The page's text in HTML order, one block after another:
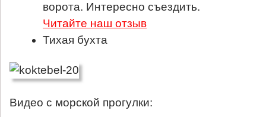
ворота. Интересно съездить.
Читайте наш отзыв
Тихая бухта
Видео с морской прогулки: